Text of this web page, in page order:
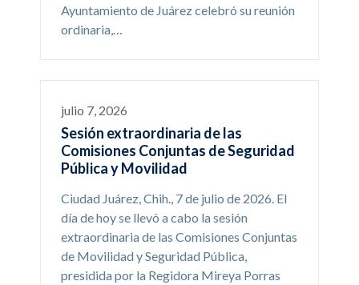
Ayuntamiento de Juárez celebró su reunión
ordinaria,…
julio 7, 2026
Sesión extraordinaria de las
Comisiones Conjuntas de Seguridad
Pública y Movilidad
Ciudad Juárez, Chih., 7 de julio de 2026. El
día de hoy se llevó a cabo la sesión
extraordinaria de las Comisiones Conjuntas
de Movilidad y Seguridad Pública,
presidida por la Regidora Mireya Porras